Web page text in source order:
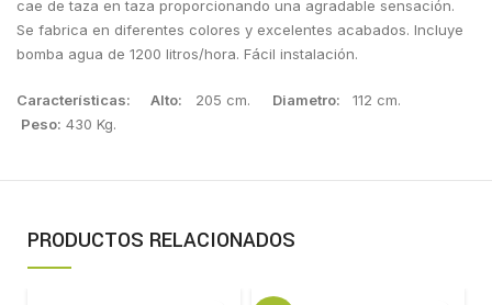
cae de taza en taza proporcionando una agradable sensación.
Se fabrica en diferentes colores y excelentes acabados. Incluye
bomba agua de 1200 litros/hora. Fácil instalación.
Características:Alto: 205 cm. Diametro:
112 cm.
Peso: 430 Kg.
PRODUCTOS RELACIONADOS